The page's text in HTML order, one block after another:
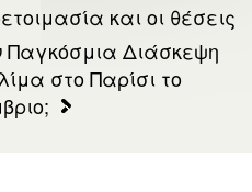
και οι θέσεις
Παγκόσμια Διάσκεψη
στο Παρίσι το